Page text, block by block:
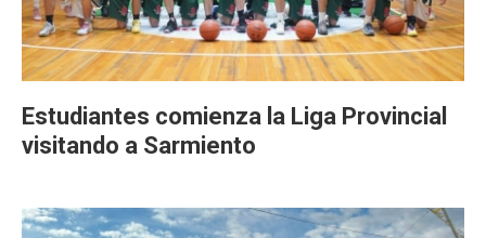
Estudiantes comienza la Liga Provincial
visitando a Sarmiento